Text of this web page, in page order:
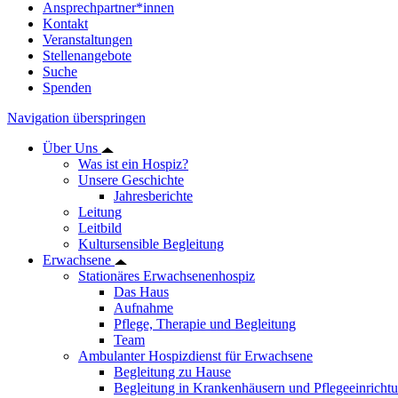
Ansprechpartner*innen
Kontakt
Veranstaltungen
Stellenangebote
Suche
Spenden
Navigation überspringen
Über Uns
Was ist ein Hospiz?
Unsere Geschichte
Jahresberichte
Leitung
Leitbild
Kultursensible Begleitung
Erwachsene
Stationäres Erwachsenenhospiz
Das Haus
Aufnahme
Pflege, Therapie und Begleitung
Team
Ambulanter Hospizdienst für Erwachsene
Begleitung zu Hause
Begleitung in Krankenhäusern und